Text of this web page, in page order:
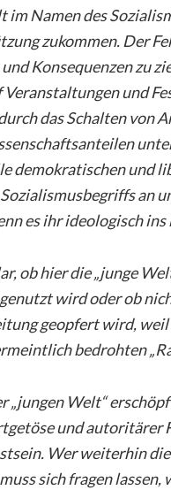
Namen des
zukommen. Der
Konsequenzen zu
Veranstaltungen und
das Schalten von
demokratischen und
an
es ihr ideologisch
ob hier die „junge
wird oder ob
geopfert wird,
bedrohten
„jungen Welt“
und autoritärer
Wer weiterhin
sich fragen